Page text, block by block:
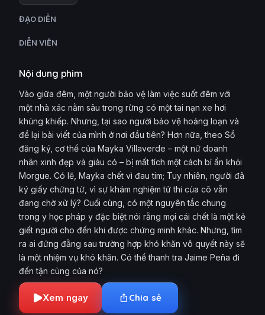
ĐẠO DIỄN
DIỄN VIÊN
Nội dung phim
Vào giữa đêm, một người bảo vệ làm việc suốt đêm với
một nhà xác nằm sâu trong rừng có một tai nạn xe hơi
khủng khiếp. Nhưng, tại sao người bảo vệ hoảng loạn và
để lại bài viết của mình ở nơi đầu tiên? Hơn nữa, theo Sổ
đăng ký, cơ thể của Mayka Villaverde – một nữ doanh
nhân xinh đẹp và giàu có – bị mất tích một cách bí ẩn khỏi
Morgue. Có lẽ, Mayka chết vì đau tim; Tuy nhiên, người đã
ký giấy chứng tử, vì sự khám nghiệm tử thi của cô vẫn
đang chờ xử lý? Cuối cùng, có một nguyên tắc chung
trong y học pháp y đặc biệt nói rằng mọi cái chết là một kẻ
giết người cho đến khi được chứng minh khác. Nhưng, tìm
ra ai đứng đằng sau trường hợp khó khăn vô quyết này sẽ
là một nhiệm vụ khó khăn. Có thể thanh tra Jaime Peña đi
đến tận cùng của nó?
Xem ngay Chia sẻ